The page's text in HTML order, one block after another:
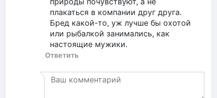
плакаться в компании друг друга.
Бред какой-то, уж лучше бы охотой
или рыбалкой занимались, как
настоящие мужики.
Ответить